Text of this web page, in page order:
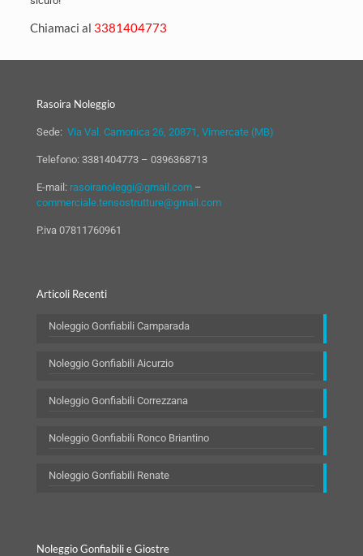
Chiamaci al 3381404773
Rasoira Noleggio
Sede: Via Val. Camonica 26, 20871, Vimercate (MB)
Telefono: 3381404773 – 0396368713
E-mail: rasoiranoleggi@gmail.com –
commerciale.tensostrutture@gmail.com
P.iva 07811760961
Articoli Recenti
Noleggio Gonfiabili Camparada
Noleggio Gonfiabili Aicurzio
Noleggio Gonfiabili Correzzana
Noleggio Gonfiabili Ronco Briantino
Noleggio Gonfiabili Renate
Noleggio Gonfiabili e Giostre